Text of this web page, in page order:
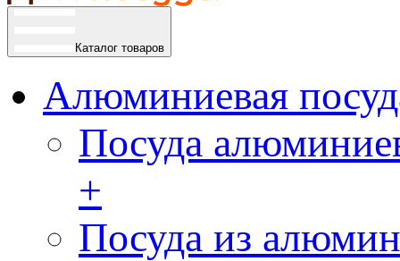
Каталог товаров
Алюминиевая
Посуда
+
Посуда из